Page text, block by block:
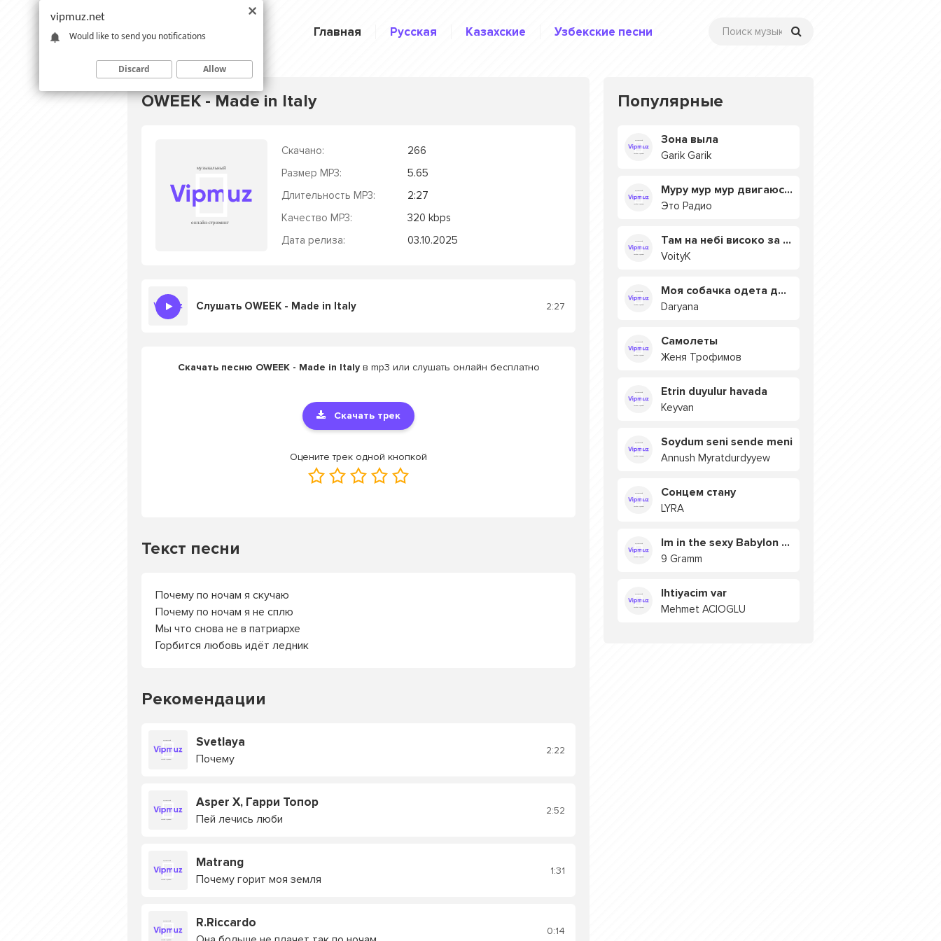
Главная Русская Казахские Узбекские песни
OWEEK - Made in Italy
Скачано:
266
Размер MP3:
5.65
Длительность MP3:
2:27
Качество MP3:
320 kbps
Дата релиза:
03.10.2025
Слушать OWEEK - Made in Italy 2:27
Скачать песню OWEEK - Made in Italyв mp3 или слушать онлайн бесплатно
Скачать трек
Оцените трек одной кнопкой
Текст песни
Почему по ночам я скучаю
Почему по ночам я не сплю
Мы что снова не в патриархе
Горбится любовь идёт ледник
Рекомендации
Svetlaya
Почему
2:22
Asper X, Гарри Топор
Пей лечись люби
2:52
Matrang
Почему горит моя земля
1:31
R.Riccardo
0:14
Популярные
Зона выла
Garik Garik
Муру мур мур двигаюсь на мурмулях
Это Радио
Там на небі високо за хмарами
VoityK
Моя собачка одета дороже тебя
Daryana
Самолеты
Женя Трофимов
Etrin duyulur havada
Keyvan
Soydum seni sende meni
Annush Myratdurdyyew
Сонцем стану
LYRA
Im in the sexy Babylon БУЯ
9 Gramm
Ihtiyacim var
Mehmet ACIOGLU
vipmuz.net
Would like to send you notifications
Discard Allow